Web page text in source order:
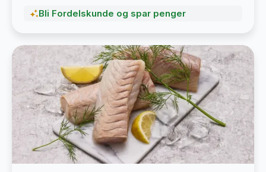
Bli Fordelskunde og spar penger